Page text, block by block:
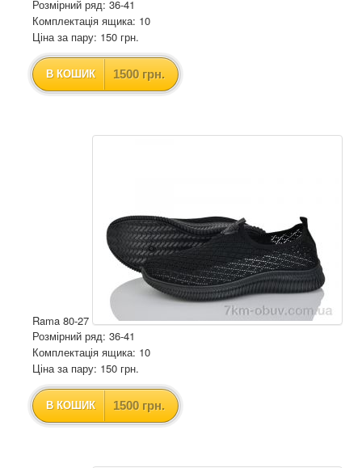
Розмірний ряд: 36-41
Комплектація ящика: 10
Ціна за пару: 150 грн.
В КОШИК 1500 грн.
Rama 80-27
Розмірний ряд: 36-41
Комплектація ящика: 10
Ціна за пару: 150 грн.
В КОШИК 1500 грн.